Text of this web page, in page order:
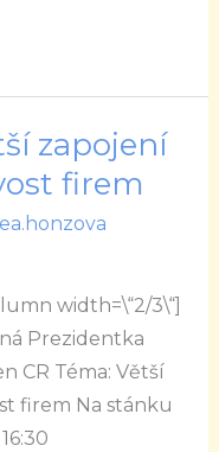
zapojení
firem
width=\“2/3\“]
Prezidentka
CR Téma: Větší
firem Na stánku